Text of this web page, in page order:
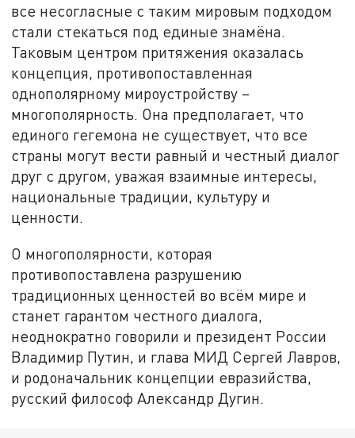
все несогласные с таким мировым подходом
стали стекаться под единые знамёна.
Таковым центром притяжения оказалась
концепция, противопоставленная
однополярному мироустройству –
многополярность. Она предполагает, что
единого гегемона не существует, что все
страны могут вести равный и честный диалог
друг с другом, уважая взаимные интересы,
национальные традиции, культуру и
ценности.
О многополярности, которая
противопоставлена разрушению
традиционных ценностей во всём мире и
станет гарантом честного диалога,
неоднократно говорили и президент России
Владимир Путин, и глава МИД Сергей Лавров,
и родоначальник концепции евразийства,
русский философ Александр Дугин.